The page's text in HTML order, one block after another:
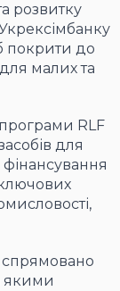
розвитку
покрити до
малих та
програми RLF
для
фінансування
спрямовано
якими